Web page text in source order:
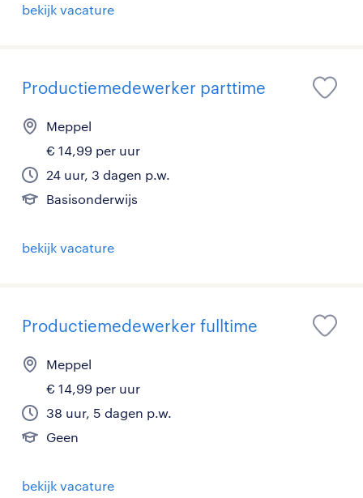
bekijk vacature
Productiemedewerker parttime
Meppel
€ 14,99 per uur
24 uur, 3 dagen p.w.
Basisonderwijs
bekijk vacature
Productiemedewerker fulltime
Meppel
€ 14,99 per uur
38 uur, 5 dagen p.w.
Geen
bekijk vacature